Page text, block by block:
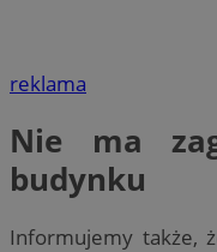
reklama
Nie ma
budynku
Informujemy także,